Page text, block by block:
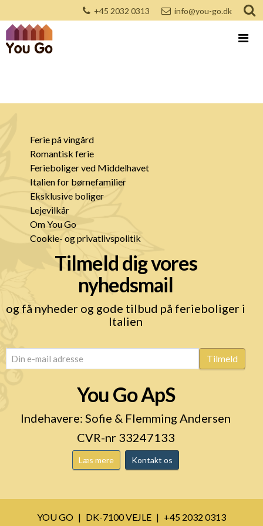
+45 2032 0313 info@you-go.dk
Ferie på vingård
Romantisk ferie
Ferieboliger ved Middelhavet
Italien for børnefamilier
Eksklusive boliger
Lejevilkår
Om You Go
Cookie- og privatlivspolitik
Tilmeld dig vores
nyhedsmail
og få nyheder og gode tilbud på ferieboliger i
Italien
email (Påkrævet) Tilmeld
You Go ApS
Indehavere: Sofie & Flemming Andersen
CVR-nr 33247133
Læs mere Kontakt os
YOU GO DK-7100 VEJLE
+45 2032 0313